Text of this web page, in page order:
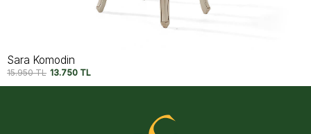
Thomas Komodin
13.750TL 11.750TL